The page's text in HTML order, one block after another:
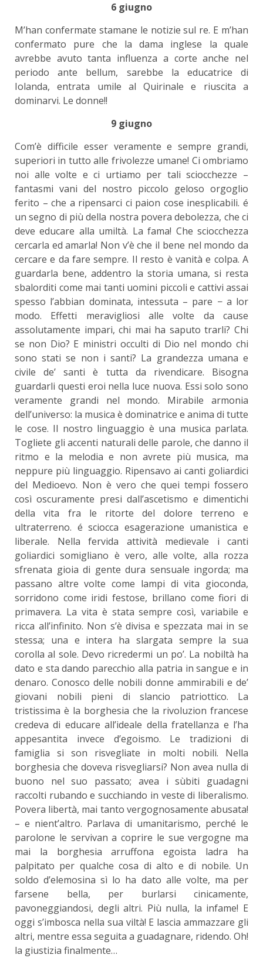
6 giugno
M’han confermate stamane le notizie sul re. E m’han
confermato pure che la dama inglese la quale
avrebbe avuto tanta influenza a corte anche nel
periodo ante bellum, sarebbe la educatrice di
Iolanda, entrata umile al Quirinale e riuscita a
dominarvi. Le donne!!
9 giugno
Com’è difficile esser veramente e sempre grandi,
superiori in tutto alle frivolezze umane! Ci ombriamo
noi alle volte e ci urtiamo per tali sciocchezze –
fantasmi vani del nostro piccolo geloso orgoglio
ferito – che a ripensarci ci paion cose inesplicabili. é
un segno di più della nostra povera debolezza, che ci
deve educare alla umiltà. La fama! Che sciocchezza
cercarla ed amarla! Non v’è che il bene nel mondo da
cercare e da fare sempre. Il resto è vanità e colpa. A
guardarla bene, addentro la storia umana, si resta
sbalorditi come mai tanti uomini piccoli e cattivi assai
spesso l’abbian dominata, intessuta – pare − a lor
modo. Effetti meravigliosi alle volte da cause
assolutamente impari, chi mai ha saputo trarli? Chi
se non Dio? E ministri occulti di Dio nel mondo chi
sono stati se non i santi? La grandezza umana e
civile de’ santi è tutta da rivendicare. Bisogna
guardarli questi eroi nella luce nuova. Essi solo sono
veramente grandi nel mondo. Mirabile armonia
dell’universo: la musica è dominatrice e anima di tutte
le cose. Il nostro linguaggio è una musica parlata.
Togliete gli accenti naturali delle parole, che danno il
ritmo e la melodia e non avrete più musica, ma
neppure più linguaggio. Ripensavo ai canti goliardici
del Medioevo. Non è vero che quei tempi fossero
così oscuramente presi dall’ascetismo e dimentichi
della vita fra le ritorte del dolore terreno e
ultraterreno. é sciocca esagerazione umanistica e
liberale. Nella fervida attività medievale i canti
goliardici somigliano è vero, alle volte, alla rozza
sfrenata gioia di gente dura sensuale ingorda; ma
passano altre volte come lampi di vita gioconda,
sorridono come iridi festose, brillano come fiori di
primavera. La vita è stata sempre così, variabile e
ricca all’infinito. Non s’è divisa e spezzata mai in se
stessa; una e intera ha slargata sempre la sua
corolla al sole. Devo ricredermi un po’. La nobiltà ha
dato e sta dando parecchio alla patria in sangue e in
denaro. Conosco delle nobili donne ammirabili e de’
giovani nobili pieni di slancio patriottico. La
tristissima è la borghesia che la rivoluzion francese
credeva di educare all’ideale della fratellanza e l’ha
appesantita invece d’egoismo. Le tradizioni di
famiglia si son risvegliate in molti nobili. Nella
borghesia che doveva risvegliarsi? Non avea nulla di
buono nel suo passato; avea i sùbiti guadagni
raccolti rubando e succhiando in veste di liberalismo.
Povera libertà, mai tanto vergognosamente abusata!
– e nient’altro. Parlava di umanitarismo, perché le
parolone le servivan a coprire le sue vergogne ma
mai la borghesia arruffona egoista ladra ha
palpitato per qualche cosa di alto e di nobile. Un
soldo d’elemosina sì lo ha dato alle volte, ma per
farsene bella, per burlarsi cinicamente,
pavoneggiandosi, degli altri. Più nulla, la infame! E
oggi s’imbosca nella sua viltà! E lascia ammazzare gli
altri, mentre essa seguita a guadagnare, ridendo. Oh!
la giustizia finalmente…